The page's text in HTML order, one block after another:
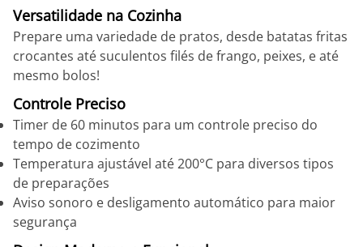
Versatilidade na Cozinha
Prepare uma variedade de pratos, desde batatas fritas
crocantes até suculentos filés de frango, peixes, e até
mesmo bolos!
Controle Preciso
Timer de 60 minutos para um controle preciso do
tempo de cozimento
Temperatura ajustável até 200°C para diversos tipos
de preparações
Aviso sonoro e desligamento automático para maior
segurança